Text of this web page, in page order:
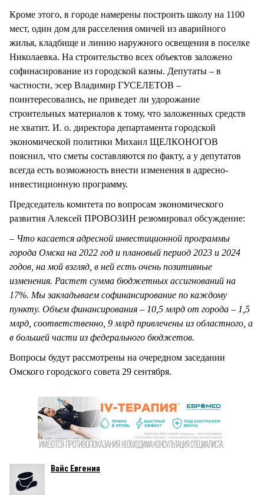
Кроме этого, в городе намерены построить школу на 1100
мест, один дом для расселения омичей из аварийного
жилья, кладбище и линию наружного освещения в поселке
Николаевка. На строительство всех объектов заложено
софинасирование из городской казны. Депутаты – в
частности, эсер Владимир ГУСЕЛЕТОВ –
поинтересовались, не приведет ли удорожание
строительных материалов к тому, что заложенных средств
не хватит. И. о. директора департамента городской
экономической политики Михаил ЩЕЛКОНОГОВ
пояснил, что сметы составляются по факту, а у депутатов
всегда есть возможность внести изменения в адресно-
инвестиционную программу.
Председатель комитета по вопросам экономического
развития Алексей ПРОВОЗИН резюмировал обсуждение:
– Что касается адресной инвестиционной программы
города Омска на 2022 год и плановый период 2023 и 2024
годов, на мой взгляд, в ней есть очень позитивные
изменения. Растет сумма бюджетных ассигнований на
17%. Мы закладываем софинансирование по каждому
пункту. Объем финансирования – 10,5 млрд от города – 1,5
млрд, соответственно, 9 млрд привлечены из областного, а
в большей части из федерального бюджетов.
Вопросы будут рассмотрены на очередном заседании
Омского городского совета 29 сентября.
Вайс Евгения